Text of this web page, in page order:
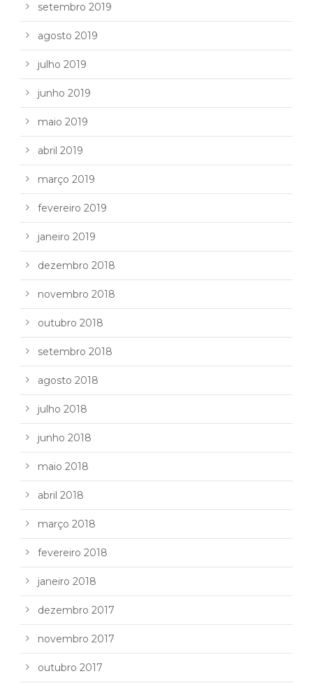
setembro 2019
agosto 2019
julho 2019
junho 2019
maio 2019
abril 2019
março 2019
fevereiro 2019
janeiro 2019
dezembro 2018
novembro 2018
outubro 2018
setembro 2018
agosto 2018
julho 2018
junho 2018
maio 2018
abril 2018
março 2018
fevereiro 2018
janeiro 2018
dezembro 2017
novembro 2017
outubro 2017